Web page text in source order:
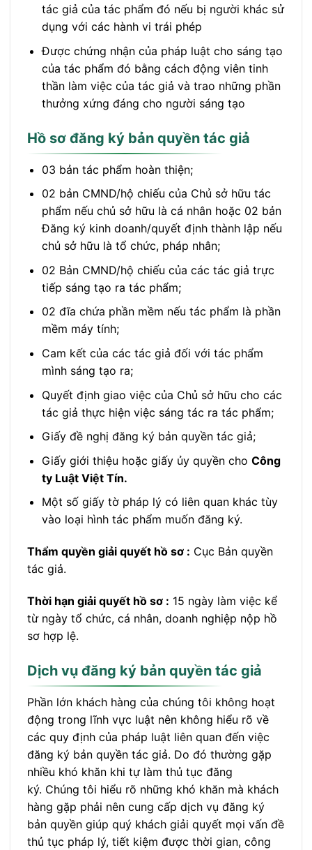
tác giả của tác phẩm đó nếu bị người khác sử
dụng với các hành vi trái phép
Được chứng nhận của pháp luật cho sáng tạo
của tác phẩm đó bằng cách động viên tinh
thần làm việc của tác giả và trao những phần
thưởng xứng đáng cho người sáng tạo
Hồ sơ đăng ký bản quyền tác giả
03 bản tác phẩm hoàn thiện;
02 bản CMND/hộ chiếu của Chủ sở hữu tác
phẩm nếu chủ sở hữu là cá nhân hoặc 02 bản
Đăng ký kinh doanh/quyết định thành lập nếu
chủ sở hữu là tổ chức, pháp nhân;
02 Bản CMND/hộ chiếu của các tác giả trực
tiếp sáng tạo ra tác phẩm;
02 đĩa chứa phần mềm nếu tác phẩm là phần
mềm máy tính;
Cam kết của các tác giả đối với tác phẩm
mình sáng tạo ra;
Quyết định giao việc của Chủ sở hữu cho các
tác giả thực hiện việc sáng tác ra tác phẩm;
Giấy đề nghị đăng ký bản quyền tác giả;
Giấy giới thiệu hoặc giấy ủy quyền cho Công
ty Luật Việt Tín.
Một số giấy tờ pháp lý có liên quan khác tùy
vào loại hình tác phẩm muốn đăng ký.
Thẩm quyền giải quyết hồ sơ : Cục Bản quyền
tác giả.
Thời hạn giải quyết hồ sơ : 15 ngày làm việc kể
từ ngày tổ chức, cá nhân, doanh nghiệp nộp hồ
sơ hợp lệ.
Dịch vụ đăng ký bản quyền tác giả
Phần lớn khách hàng của chúng tôi không hoạt
động trong lĩnh vực luật nên không hiểu rõ về
các quy định của pháp luật liên quan đến việc
đăng ký bản quyền tác giả. Do đó thường gặp
nhiều khó khăn khi tự làm thủ tục đăng
ký. Chúng tôi hiểu rõ những khó khăn mà khách
hàng gặp phải nên cung cấp dịch vụ đăng ký
bản quyền giúp quý khách giải quyết mọi vấn đề
thủ tục pháp lý, tiết kiệm được thời gian, công